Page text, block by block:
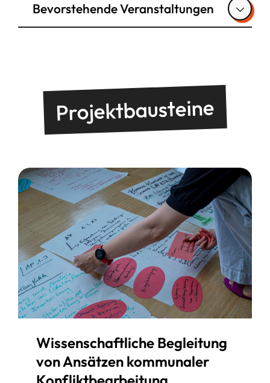
Bevorstehende Veranstaltungen
Projektbausteine
Wissenschaftliche Begleitung
von Ansätzen kommunaler